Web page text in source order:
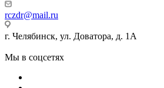
rczdr@mail.ru
г. Челябинск, ул. Доватора, д. 1А
Мы в соцсетях